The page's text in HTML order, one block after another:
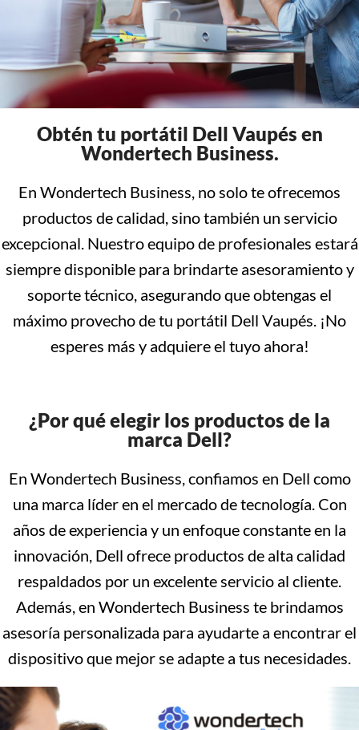
Obtén tu portátil Dell Vaupés en
Wondertech Business.
En Wondertech Business, no solo te ofrecemos
productos de calidad, sino también un servicio
excepcional. Nuestro equipo de profesionales estará
siempre disponible para brindarte asesoramiento y
soporte técnico, asegurando que obtengas el
máximo provecho de tu portátil Dell Vaupés. ¡No
esperes más y adquiere el tuyo ahora!
¿Por qué elegir los productos de la
marca Dell?
En Wondertech Business, confiamos en Dell como
una marca líder en el mercado de tecnología. Con
años de experiencia y un enfoque constante en la
innovación, Dell ofrece productos de alta calidad
respaldados por un excelente servicio al cliente.
Además, en Wondertech Business te brindamos
asesoría personalizada para ayudarte a encontrar el
dispositivo que mejor se adapte a tus necesidades.